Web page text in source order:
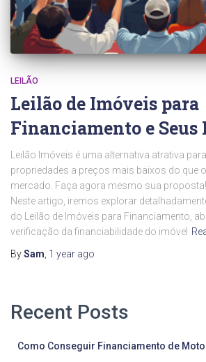
LEILÃO
Leilão de Imóveis para
Financiamento e Seus
Leilão Imóveis é uma alternativa atrativa
propriedades a preços mais baixos do que
mercado. Faça agora mesmo sua
Neste artigo, iremos explorar
do Leilão de Imóveis para Financiamento,
verificação da financiabilidade do imóvel
BySam 1 year ago
Recent Posts
Como Conseguir Financiamento de